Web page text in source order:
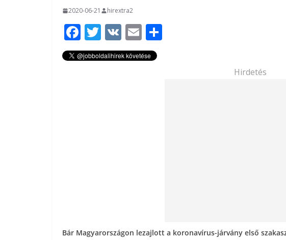
2020-06-21 hirextra2
F
ac
e
T
w
itt
V
K
E
m
ai Hirdetés
Bár Magyarországon lezajlott a koronavírus-járvány első